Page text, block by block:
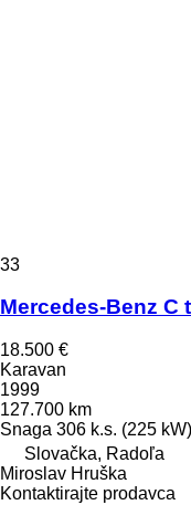
33
Mercedes-Benz C
18.500 €
Karavan
1999
127.700 km
Snaga 306 k.s. (225 kW)
Slovačka, Radoľa
Miroslav Hruška
Kontaktirajte prodavca